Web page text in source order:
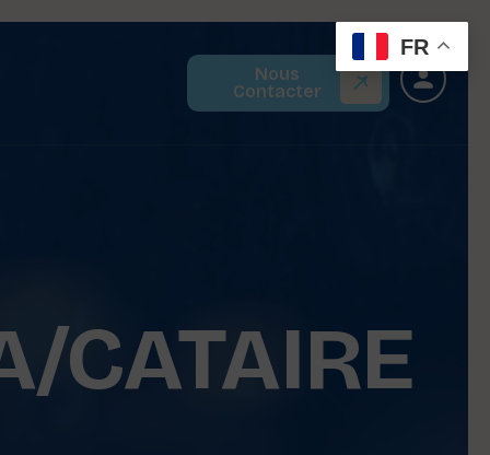
Nous
Contacter
CATAIRE
FR